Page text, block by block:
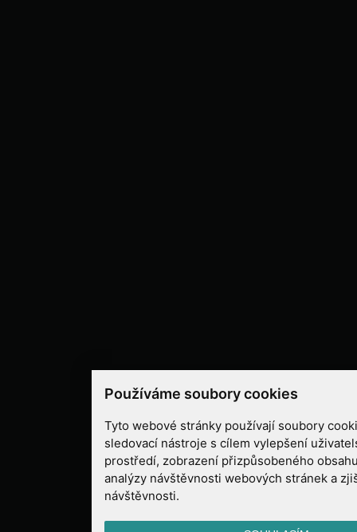
Používáme soubory cookies
Tyto webové stránky používají soubory
sledovací nástroje s cílem vylepšení
prostředí, zobrazení přizpůsobeného
analýzy návštěvnosti webových stránek a
návštěvnosti.